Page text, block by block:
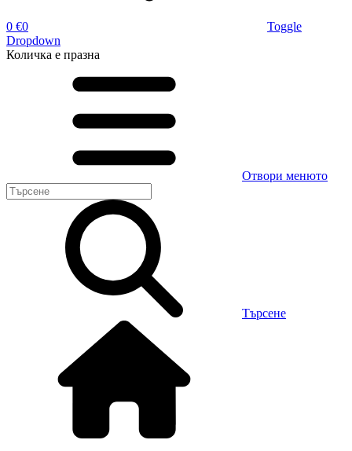
0 €0
Toggle
Dropdown
Количка е празна
Отвори менюто
Търсене